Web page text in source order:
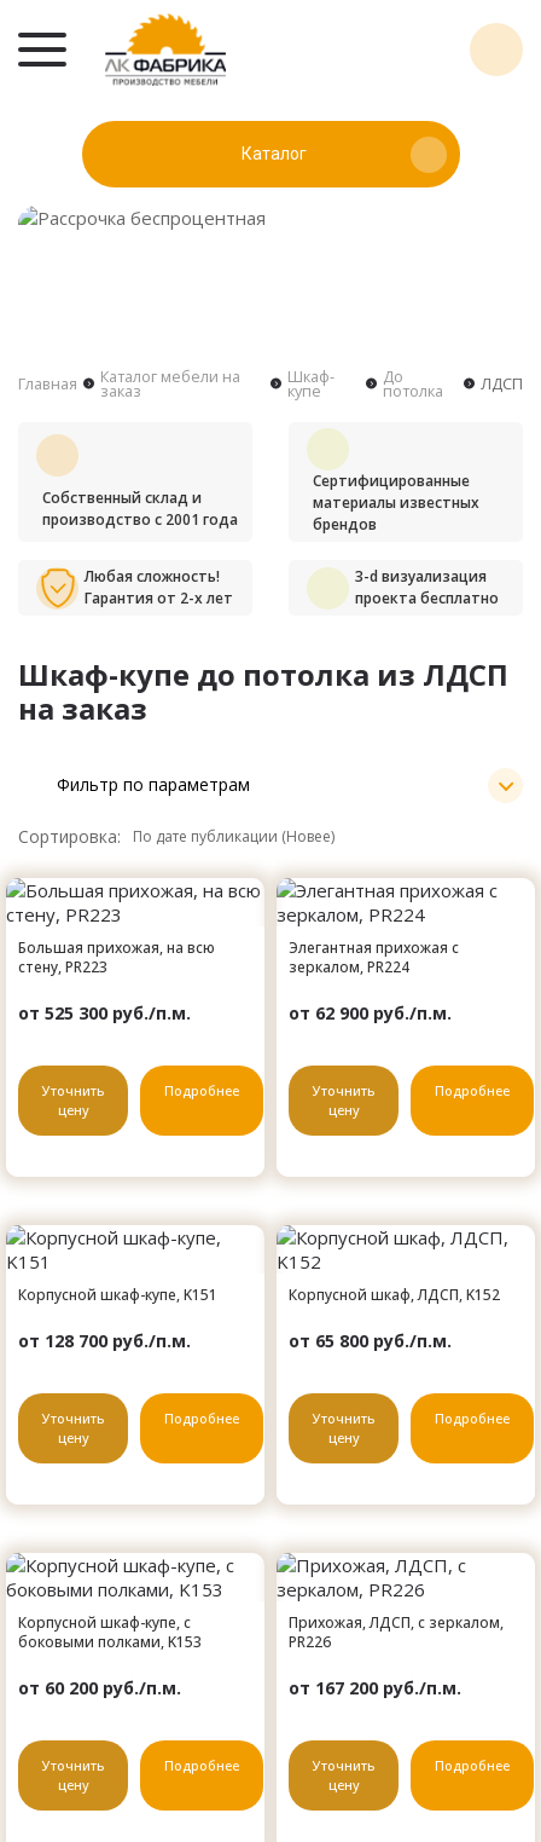
Каталог
Главная Каталог мебели на
заказ
Шкаф-
купе
До
потолка ЛДСП
Собственный склад и
производство с 2001 года
Сертифицированные
материалы известных
брендов
Любая сложность!
Гарантия от 2-х лет
3-d визуализация
проекта бесплатно
Шкаф-купе до потолка из ЛДСП
на заказ
Фильтр по параметрам
Сортировка:
Большая прихожая, на всю
стену, PR223
от 525 300 руб./п.м.
Уточнить
цену
Подробнее
Элегантная прихожая с
зеркалом, PR224
от 62 900 руб./п.м.
Уточнить
цену
Подробнее
Корпусной шкаф-купе, K151
от 128 700 руб./п.м.
Уточнить
цену
Подробнее
Корпусной шкаф, ЛДСП, K152
от 65 800 руб./п.м.
Уточнить
цену
Подробнее
Корпусной шкаф-купе, с
боковыми полками, K153
от 60 200 руб./п.м.
Уточнить
цену
Подробнее
Прихожая, ЛДСП, с зеркалом,
PR226
от 167 200 руб./п.м.
Уточнить
цену
Подробнее